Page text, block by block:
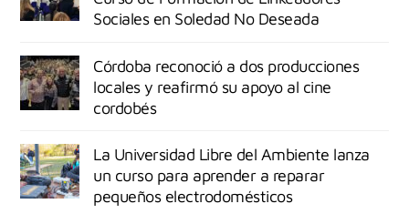
Sociales en Soledad No Deseada
Córdoba reconoció a dos producciones
locales y reafirmó su apoyo al cine
cordobés
La Universidad Libre del Ambiente lanza
un curso para aprender a reparar
pequeños electrodomésticos